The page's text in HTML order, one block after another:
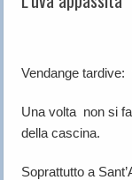
Vendange tardive:
Una volta non si
della cascina.
Soprattutto a